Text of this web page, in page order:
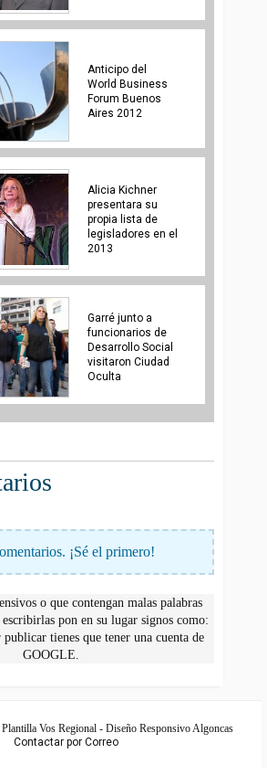
Anticipo del
World Business
Forum Buenos
Aires 2012
Alicia Kichner
presentara su
propia lista de
legisladores en el
2013
Garré junto a
funcionarios de
Desarrollo Social
visitaron Ciudad
Oculta
¡Sé el primero!
o que contengan malas palabras
pon en su lugar signos como:
tienes que tener una cuenta de
GOOGLE.
Vos Regional - Diseño Responsivo Algoncas
Contactar por Correo